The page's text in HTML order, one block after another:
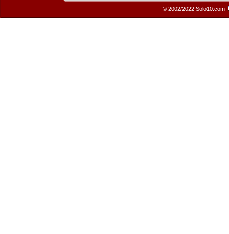
© 2002/2022 Solo10.com